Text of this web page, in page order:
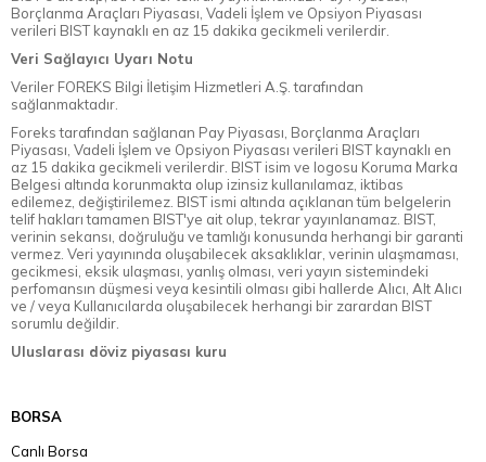
Borçlanma Araçları Piyasası, Vadeli İşlem ve Opsiyon Piyasası
verileri BIST kaynaklı en az 15 dakika gecikmeli verilerdir.
Veri Sağlayıcı Uyarı Notu
Veriler FOREKS Bilgi İletişim Hizmetleri A.Ş. tarafından
sağlanmaktadır.
Foreks tarafından sağlanan Pay Piyasası, Borçlanma Araçları
Piyasası, Vadeli İşlem ve Opsiyon Piyasası verileri BIST kaynaklı en
az 15 dakika gecikmeli verilerdir. BIST isim ve logosu Koruma Marka
Belgesi altında korunmakta olup izinsiz kullanılamaz, iktibas
edilemez, değiştirilemez. BIST ismi altında açıklanan tüm belgelerin
telif hakları tamamen BIST'ye ait olup, tekrar yayınlanamaz. BIST,
verinin sekansı, doğruluğu ve tamlığı konusunda herhangi bir garanti
vermez. Veri yayınında oluşabilecek aksaklıklar, verinin ulaşmaması,
gecikmesi, eksik ulaşması, yanlış olması, veri yayın sistemindeki
perfomansın düşmesi veya kesintili olması gibi hallerde Alıcı, Alt Alıcı
ve / veya Kullanıcılarda oluşabilecek herhangi bir zarardan BIST
sorumlu değildir.
Uluslarası döviz piyasası kuru
BORSA
Canlı Borsa